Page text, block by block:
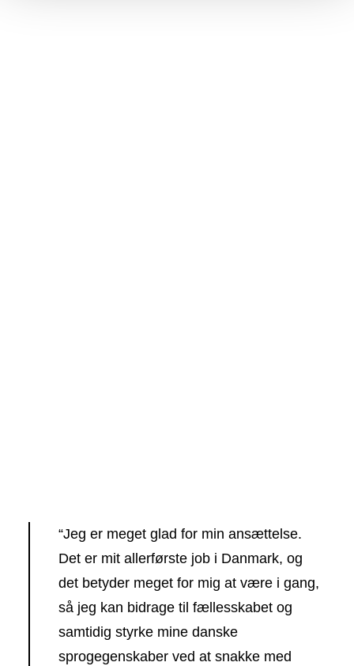
“Jeg er meget glad for min ansættelse.
Det er mit allerførste job i Danmark, og
det betyder meget for mig at være i gang,
så jeg kan bidrage til fællesskabet og
samtidig styrke mine danske
sprogegenskaber ved at snakke med